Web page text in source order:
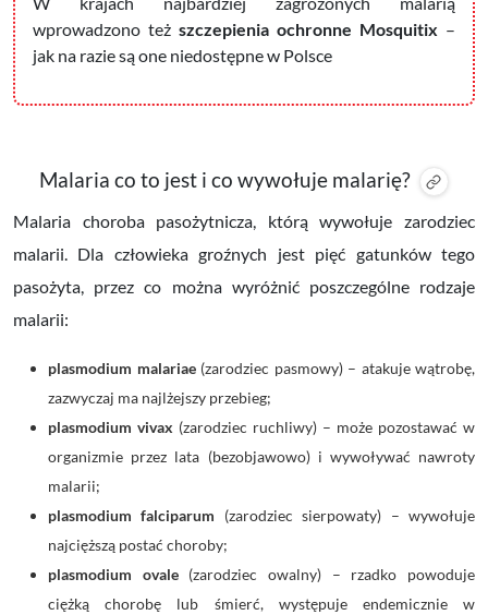
wprowadzono też szczepienia ochronne Mosquitix –
jak na razie są one niedostępne w Polsce
Malaria co to jest i co wywołuje malarię?
Malaria choroba pasożytnicza, którą wywołuje zarodziec
malarii. Dla człowieka groźnych jest pięć gatunków tego
pasożyta, przez co można wyróżnić poszczególne rodzaje
malarii:
plasmodium malariae(zarodziec pasmowy) – atakuje wątrobę,
zazwyczaj ma najlżejszy przebieg;
plasmodium vivax (zarodziec ruchliwy) – może pozostawać w
organizmie przez lata (bezobjawowo) i wywoływać nawroty
malarii;
plasmodium falciparum (zarodziec sierpowaty) – wywołuje
najcięższą postać choroby;
plasmodium ovale(zarodziec owalny) – rzadko powoduje
ciężką chorobę lub śmierć, występuje endemicznie w